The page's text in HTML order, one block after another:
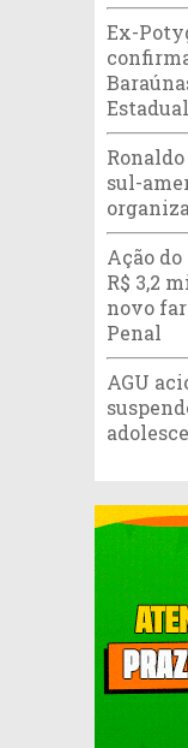
Ex-
Estadual
sul-
Ação
R$ 3,2
novo
Penal
AGU